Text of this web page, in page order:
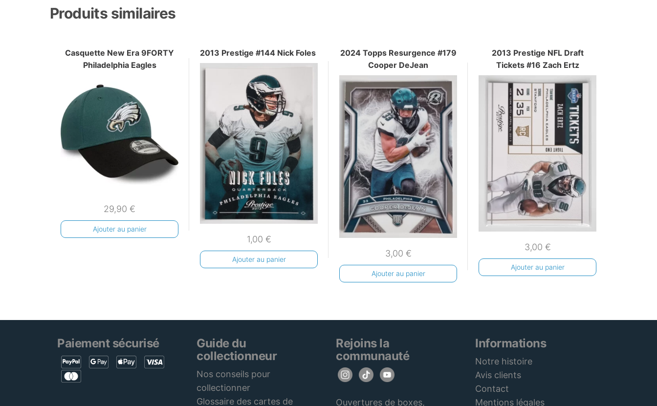
Produits similaires
Casquette New Era 9FORTY
Philadelphia Eagles
29,90 €
Ajouter au panier
2013 Prestige #144 Nick Foles
1,00 €
Ajouter au panier
2024 Topps Resurgence #179
Cooper DeJean
3,00 €
Ajouter au panier
2013 Prestige NFL Draft
Tickets #16 Zach Ertz
3,00 €
Ajouter au panier
Paiement sécurisé
Guide du
collectionneur
Nos conseils pour
collectionner
Glossaire des cartes de
Rejoins la
communauté
Ouvertures de boxes,
Informations
Notre histoire
Avis clients
Contact
Mentions légales